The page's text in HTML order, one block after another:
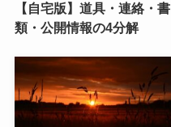
【自宅版】道具・連絡・書
類・公開情報の4分解